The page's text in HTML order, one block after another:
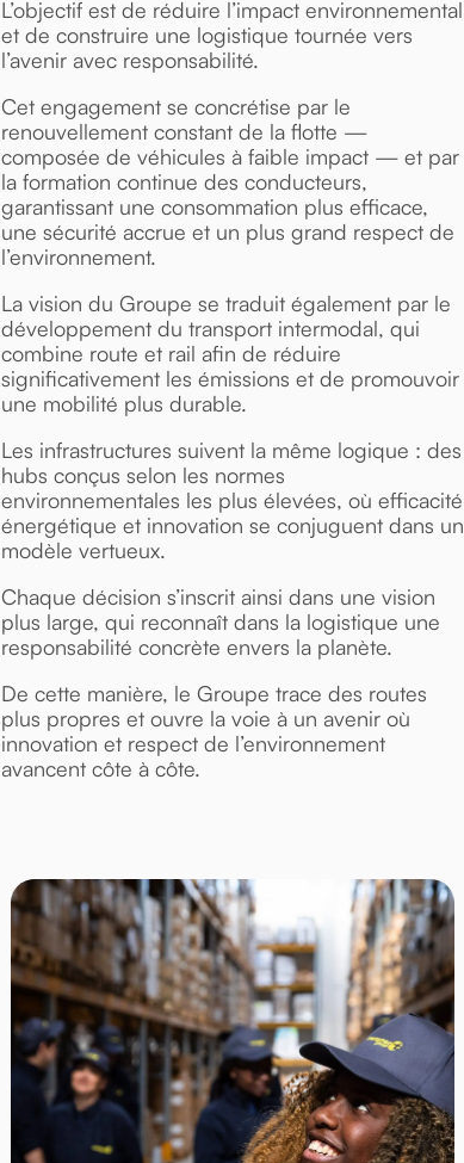
L’objectif est de réduire l’impact environnemental
et de construire une logistique tournée vers
l’avenir avec responsabilité.
Cet engagement se concrétise par le
renouvellement constant de la flotte —
composée de véhicules à faible impact — et par
la formation continue des conducteurs,
garantissant une consommation plus efficace,
une sécurité accrue et un plus grand respect de
l’environnement.
La vision du Groupe se traduit également par le
développement du transport intermodal, qui
combine route et rail afin de réduire
significativement les émissions et de promouvoir
une mobilité plus durable.
Les infrastructures suivent la même logique : des
hubs conçus selon les normes
environnementales les plus élevées, où efficacité
énergétique et innovation se conjuguent dans un
modèle vertueux.
Chaque décision s’inscrit ainsi dans une vision
plus large, qui reconnaît dans la logistique une
responsabilité concrète envers la planète.
De cette manière, le Groupe trace des routes
plus propres et ouvre la voie à un avenir où
innovation et respect de l’environnement
avancent côte à côte.